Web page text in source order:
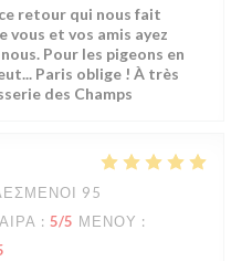
retour qui nous fait
vous et vos amis ayez
Pour les pigeons en
Paris oblige ! À très
des Champs
95
: 5/5 ΜΕΝΟΎ :